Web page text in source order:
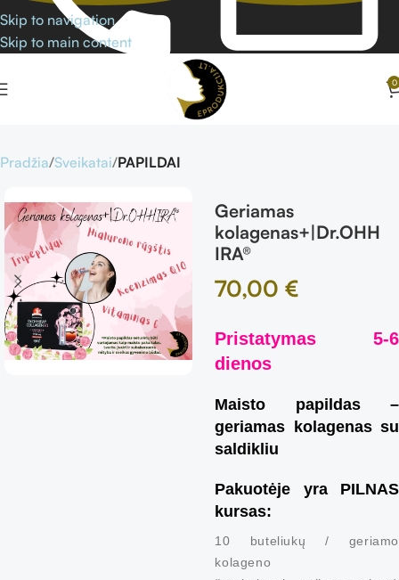
Skip to navigation
Skip to main content
0
Pradžia Sveikatai PAPILDAI
Geriamas
kolagenas+|Dr.OHH
IRA®
70,00€
Pristatymas 5-6
dienos
Maisto papildas –
geriamas kolagenas su
saldikliu
Pakuotėje yra PILNAS
kursas:
10 buteliukų / geriamo
kolageno